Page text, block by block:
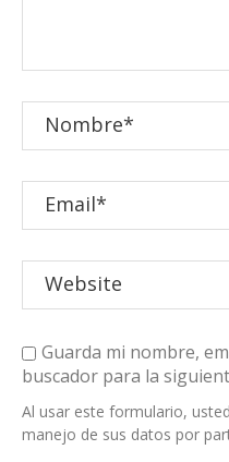
Guarda mi nombre,
buscador para la
Al usar este formulario,
manejo de sus datos por